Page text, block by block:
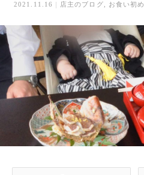
2021.11.16 店主のブログ お食い初め